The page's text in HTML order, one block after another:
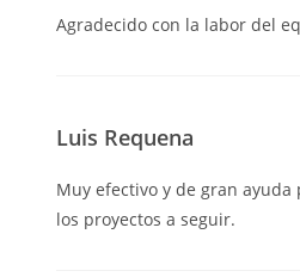
Agradecido con la labor del
Luis Requena
Muy efectivo y de gran
los proyectos a seguir.